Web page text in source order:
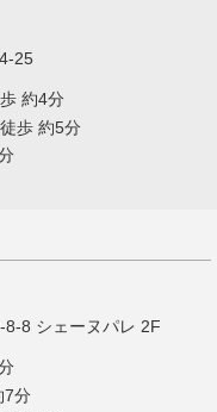
25
約4分
歩 約5分
8-8 シェーヌパレ 2F
7分